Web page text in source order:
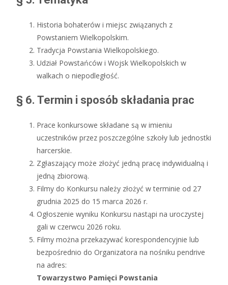
Historia bohaterów i miejsc związanych z
Powstaniem Wielkopolskim.
Tradycja Powstania Wielkopolskiego.
Udział Powstańców i Wojsk Wielkopolskich w
walkach o niepodległość.
§ 6. Termin i sposób składania prac
Prace konkursowe składane są w imieniu
uczestników przez poszczególne szkoły lub jednostki
harcerskie.
Zgłaszający może złożyć jedną pracę indywidualną i
jedną zbiorową.
Filmy do Konkursu należy złożyć w terminie od 27
grudnia 2025 do 15 marca 2026 r.
Ogłoszenie wyniku Konkursu nastąpi na uroczystej
gali w czerwcu 2026 roku.
Filmy można przekazywać korespondencyjnie lub
bezpośrednio do Organizatora na nośniku pendrive
na adres:
Towarzystwo Pamięci Powstania